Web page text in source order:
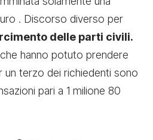
. Discorso diverso per
delle parti civili.
hanno potuto prendere
terzo dei richiedenti sono
pari a 1 milione 80